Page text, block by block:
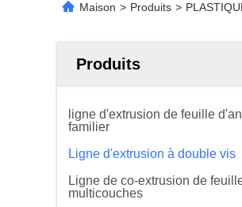
Maison > Produits >
Produits
ligne d'extrusion de feuille
familier
Ligne d'extrusion à double vis
Ligne de co-extrusion de
multicouches